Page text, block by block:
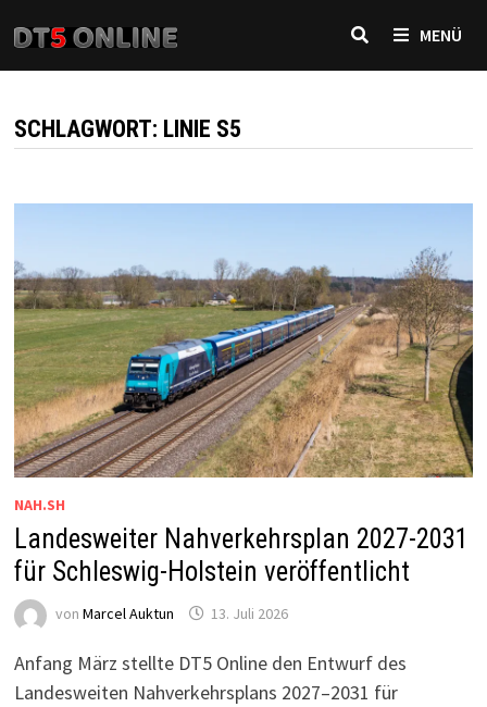
zum
Inhalt
MENÜ
SCHLAGWORT: LINIE S5
NAH.SH
Landesweiter Nahverkehrsplan 2027-2031
für Schleswig-Holstein veröffentlicht
von Marcel Auktun 13. Juli 2026
Anfang März stellte DT5 Online den Entwurf des
Landesweiten Nahverkehrsplans 2027–2031 für